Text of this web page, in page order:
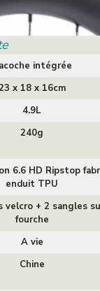
intégrée
x 18 x 16cm
4.9L
240g
6.6 HD Ripstop
enduit TPU
velcro + 2 sangles
fourche
A vie
Chine